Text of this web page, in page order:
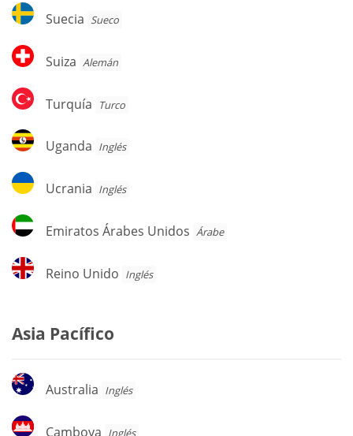
Suecia
Suecia Sueco
Suiza
Suiza Alemán
Turquía
Turquía Turco
Uganda
Uganda Inglés
Ucrania
Ucrania Inglés
Emiratos
Árabes
Emiratos Árabes Unidos Árabe
Reino
Unido
Reino Unido Inglés
Asia Pacífico
Australia
Australia Inglés
Camboya
Camboya Inglés